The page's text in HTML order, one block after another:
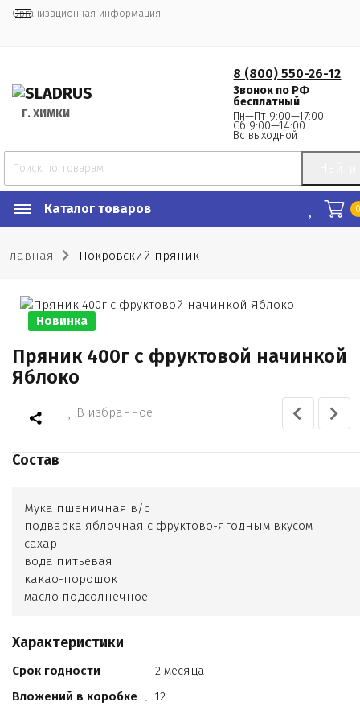
Организационная информация
Г. ХИМКИ
8 (800) 550-26-12
Звонок по РФ
бесплатный
Пн—Пт 9:00—17:00
Сб 9:00—14:00
Вс выходной
Каталог товаров
Главная Покровский пряник
Новинка
Пряник 400г с фруктовой начинкой
Яблоко
В избранное
Состав
Мука пшеничная в/с
подварка яблочная с фруктово-ягодным вкусом
сахар
вода питьевая
какао-порошок
масло подсолнечное
порошок)
регулятор кислотности (лимонная кислота)
соль.
Характеристики
Срок годности
2 месяца
Вложений в коробке
12